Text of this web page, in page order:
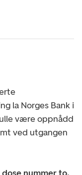
la Norges Bank i
være oppnådd
ved utgangen
nummer to.